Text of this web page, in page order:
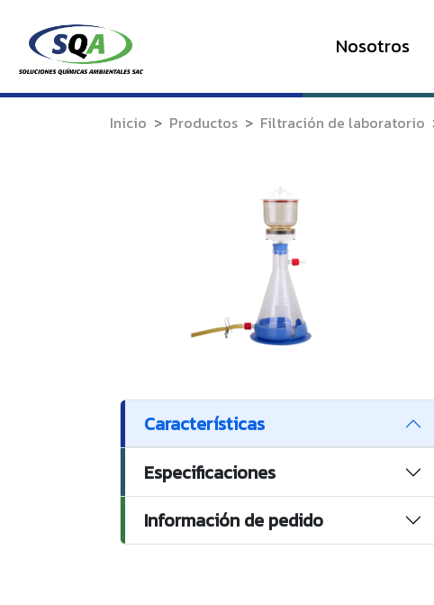
Nosotros
Inicio Productos Filtración de laboratorio
Características
Especificaciones
Información de pedido